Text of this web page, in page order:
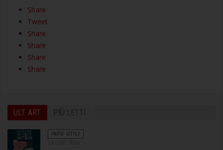
Share
Tweet
Share
Share
Share
Share
ULT. ART. PIÙ LETTI
INFO UTILI